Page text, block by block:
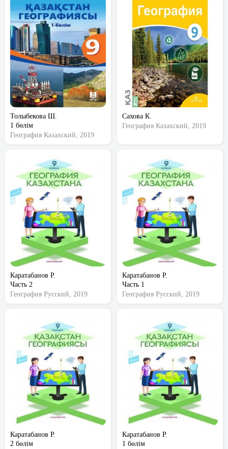
Толыбекова Ш.
1 бөлім
География Казахский, 2019
Сахова К.
География Казахский, 2019
Каратабанов Р.
Часть 2
География Русский, 2019
Каратабанов Р.
Часть 1
География Русский, 2019
Каратабанов Р.
2 бөлім
Каратабанов Р.
1 бөлім